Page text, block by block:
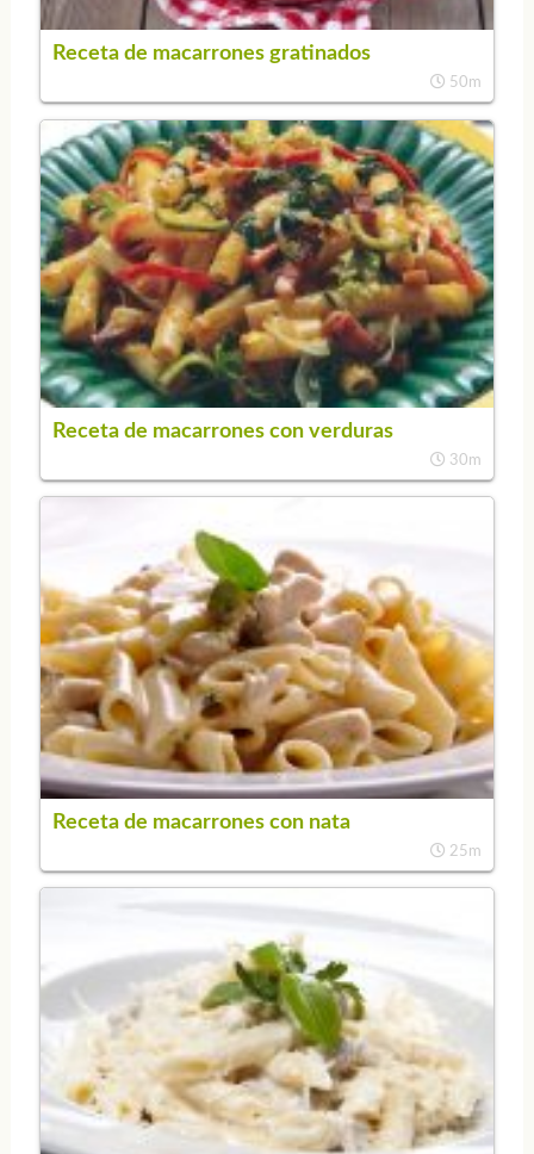
Receta de macarrones gratinados
50m
Receta de macarrones con verduras
30m
Receta de macarrones con nata
25m